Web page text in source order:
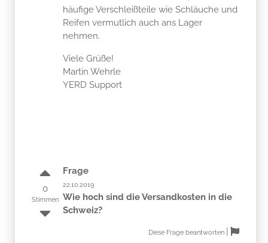
häufige Verschleißteile wie Schläuche und
Reifen vermutlich auch ans Lager
nehmen.
Viele Grüße!
Martin Wehrle
YERD Support
0
Stimmen
Frage
22.10.2019
Wie hoch sind die Versandkosten in die
Schweiz?
Diese Frage beantworten